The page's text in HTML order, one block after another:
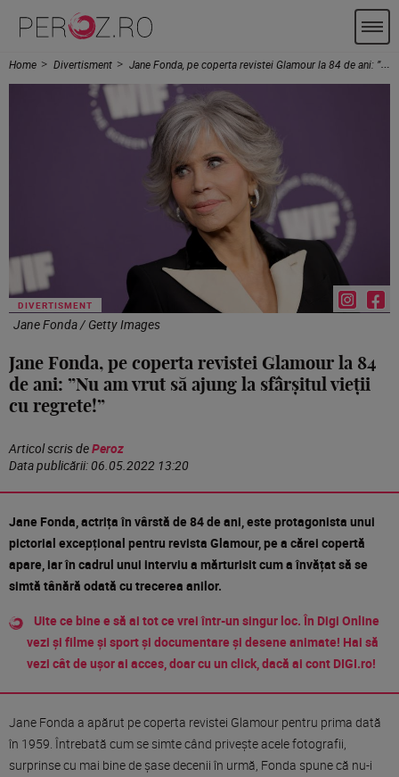
Home Divertisment Jane Fonda, pe coperta revistei Glamour la 84 de ani: ”Nu am vrut să ajung la sfârșitul vieții cu regrete!”
DIVERTISMENT
Jane Fonda / Getty Images
Jane Fonda, pe coperta revistei Glamour la 84
de ani: ”Nu am vrut să ajung la sfârșitul vieții
cu regrete!”
Articol scris dePeroz
Data publicării:06.05.2022 13:20
Jane Fonda, actrița în vârstă de 84 de ani, este protagonista unui
pictorial excepțional pentru revista Glamour, pe a cărei copertă
apare, iar în cadrul unui interviu a mărturisit cum a învățat să se
simtă tânără odată cu trecerea anilor.
Uite ce bine e să ai tot ce vrei într-un singur loc. În Digi Online
vezi și filme și sport și documentare și desene animate! Hai să
vezi cât de ușor ai acces, doar cu un click, dacă ai cont DIGI.ro!
Jane Fonda a apărut pe coperta revistei Glamour pentru prima dată
în 1959. Întrebată cum se simte când privește acele fotografii,
surprinse cu mai bine de șase decenii în urmă, Fonda spune că nu-i